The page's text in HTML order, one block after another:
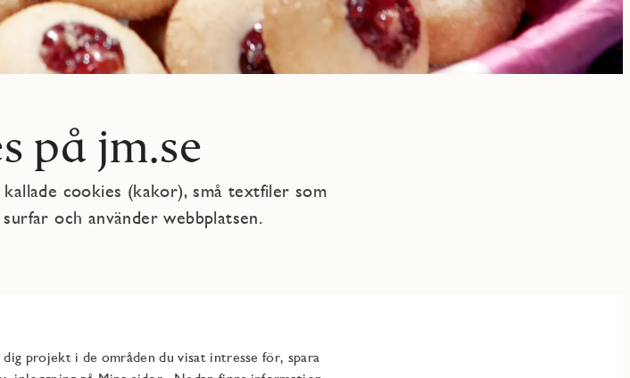
på jm.se
cookies (kakor), små textfiler som
och använder webbplatsen.
projekt i de områden du visat intresse för, spara